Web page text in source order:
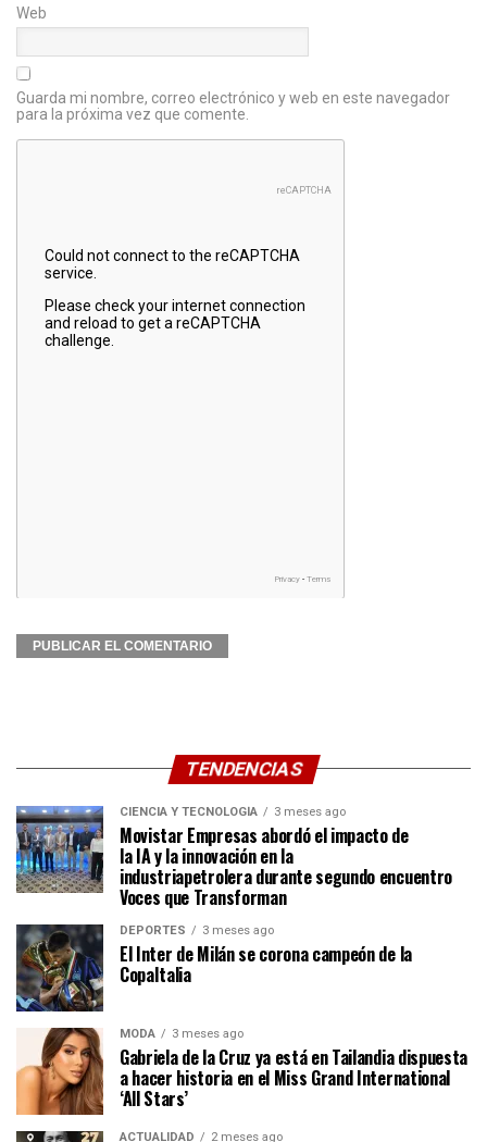
Web
Guarda mi nombre, correo electrónico y web en este navegador
para la próxima vez que comente.
TENDENCIAS
CIENCIA Y TECNOLOGÍA 3 meses ago
Movistar Empresas abordó el impacto de
la IA y la innovación en la
industriapetrolera durante segundo encuentro
Voces que Transforman
DEPORTES 3 meses ago
El Inter de Milán se corona campeón de la
CopaItalia
MODA 3 meses ago
Gabriela de la Cruz ya está en Tailandia dispuesta
a hacer historia en el Miss Grand International
‘All Stars’
ACTUALIDAD 2 meses ago